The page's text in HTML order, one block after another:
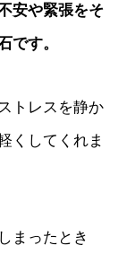
安や緊張をそ
です。
トレスを静か
くしてくれま
まったとき